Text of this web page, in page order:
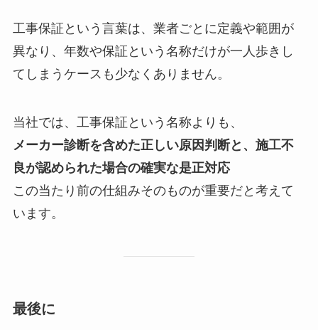
工事保証という言葉は、業者ごとに定義や範囲が
異なり、年数や保証という名称だけが一人歩きし
てしまうケースも少なくありません。
当社では、工事保証という名称よりも、
メーカー診断を含めた正しい原因判断と、施工不
良が認められた場合の確実な是正対応
この当たり前の仕組みそのものが重要だと考えて
います。
最後に